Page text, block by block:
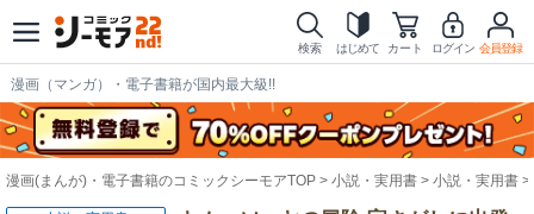
検索 はじめて カート ログイン 会員登録
漫画（マンガ）・電子書籍が国内最大級!!
漫画(まんが)・電子書籍のコミックシーモアTOP 小説・実用書 小説・実用書